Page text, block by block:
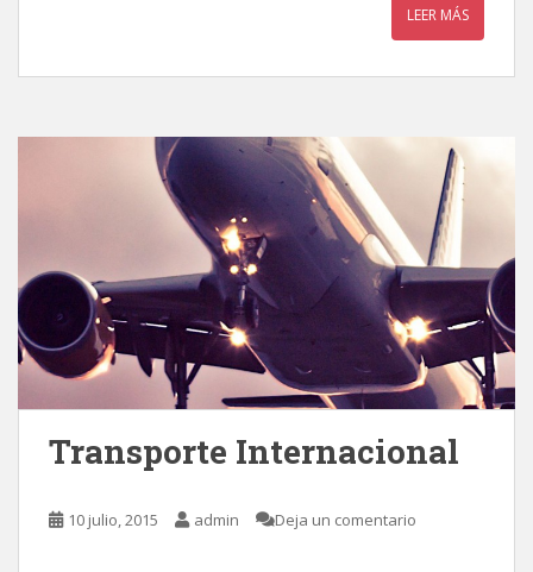
LEER MÁS
Transporte Internacional
10 julio, 2015 admin Deja un comentario